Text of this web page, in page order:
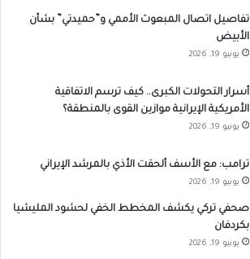
تفاصيل اتصال المبعوث الأممي و”حميدتي” بشأن
الأبيض
يونيو 19, 2026
أسرار التحولات الكبرى.. كيف ترسم الاتفاقية
الأمريكية الإيرانية موازين القوى بالمنطقة؟
يونيو 19, 2026
ترامب: مع الأسف ألحقت الأذي بالمرشد الإيراني
يونيو 19, 2026
صحفي تركي يكشف المخطط الخفي لحشود المليشيا
بكردفان
يونيو 19, 2026